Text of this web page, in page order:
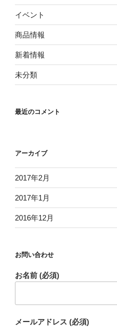
イベント
商品情報
新着情報
未分類
最近のコメント
アーカイブ
2017年2月
2017年1月
2016年12月
お問い合わせ
お名前 (必須)
メールアドレス (必須)